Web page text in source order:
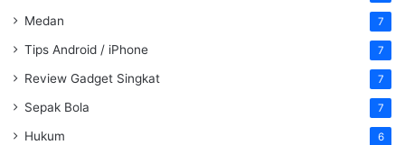
Medan 7
Tips Android / iPhone 7
Review Gadget Singkat 7
Sepak Bola 7
Hukum 6